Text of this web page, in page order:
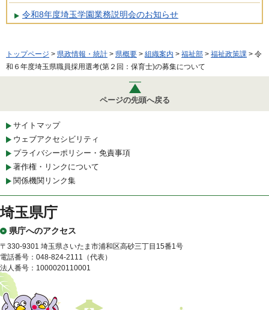
令和8年度埼玉学園業務説明会のお知らせ
トップページ > 県政情報・統計 > 県概要 > 組織案内 > 福祉部 > 福祉政策課 > 令
和６年度埼玉県職員採用選考(第２回：保育士)の募集について
ページの先頭へ戻る
サイトマップ
ウェブアクセシビリティ
プライバシーポリシー・免責事項
著作権・リンクについて
関係機関リンク集
埼玉県庁
県庁へのアクセス
〒330-9301 埼玉県さいたま市浦和区高砂三丁目15番1号
電話番号：048-824-2111（代表）
法人番号：1000020110001